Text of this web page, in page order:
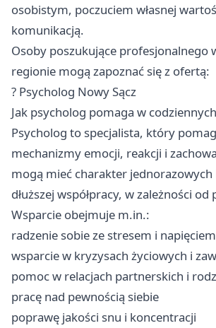
osobistym, poczuciem własnej
komunikacją.
Osoby poszukujące profesjonalnego
regionie mogą zapoznać się z ofertą:
? Psycholog Nowy Sącz
Jak psycholog pomaga w
Psycholog to specjalista, który
mechanizmy emocji, reakcji i
mogą mieć charakter
dłuższej współpracy, w zależności od
Wsparcie obejmuje m.in.:
radzenie sobie ze stresem i napięciem
wsparcie w kryzysach życiowych i
pomoc w relacjach partnerskich i
pracę nad pewnością siebie
poprawę jakości snu i koncentracji